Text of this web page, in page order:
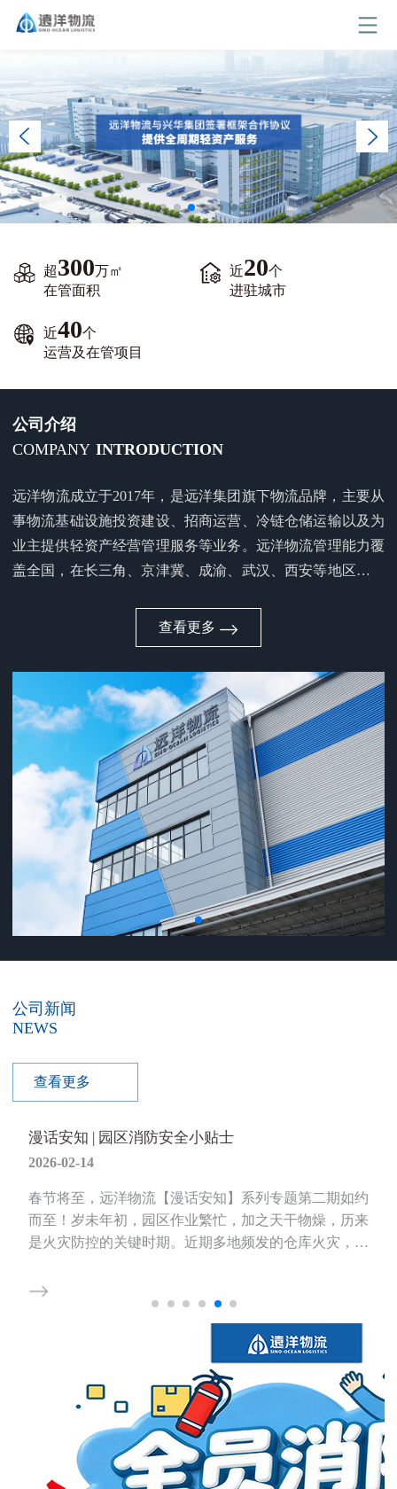
超300万㎡
在管面积
近20个
进驻城市
近40个
运营及在管项目
公司介绍
COMPANY INTRODUCTION
远洋物流成立于2017年，是远洋集团旗下物流品牌，主要从
事物流基础设施投资建设、招商运营、冷链仓储运输以及为
业主提供轻资产经营管理服务等业务。远洋物流管理能力覆
盖全国，在长三角、京津冀、成渝、武汉、西安等地区的20
面积超过400万平米。为中国物流、中国邮政、中外运、顺
丰、京东、拼多多、美团、盒马、三只松鼠、蜜雪冰城、比
亚迪、沃尔沃、吉利汽车等主要客户提供仓储和供应链综合
服务。
查看更多
公司新闻
NEWS
查看更多
漫话安知 | 园区消防安全小贴士
2026-02-14
春节将至，远洋物流【漫话安知】系列专题第二期如约
而至！岁未年初，园区作业繁忙，加之天干物燥，历来
是火灾防控的关键时期。近期多地频发的仓库火灾，更
红线，是守护人、货、场平安的第一道，也是最重要的